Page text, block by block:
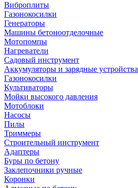
Виброплиты
Газонокосилки
Генераторы
Машины бетоноотделочные
Мотопомпы
Нагреватели
Садовый инструмент
Аккумуляторы и зарядные устройства
Газонокосилки
Культиваторы
Мойки высокого давления
Мотоблоки
Насосы
Пилы
Триммеры
Строительный инструмент
Адаптеры
Буры по бетону
Заклепочники ручные
Коронки